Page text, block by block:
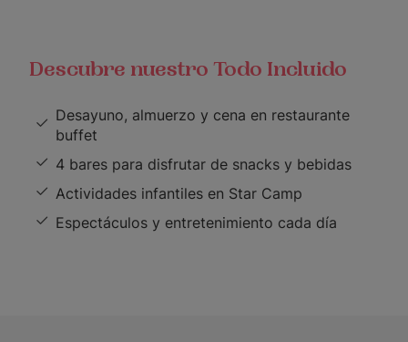
Descubre nuestro Todo Incluido
Desayuno, almuerzo y cena en restaurante
buffet
4 bares para disfrutar de snacks y bebidas
Actividades infantiles en Star Camp
Espectáculos y entretenimiento cada día